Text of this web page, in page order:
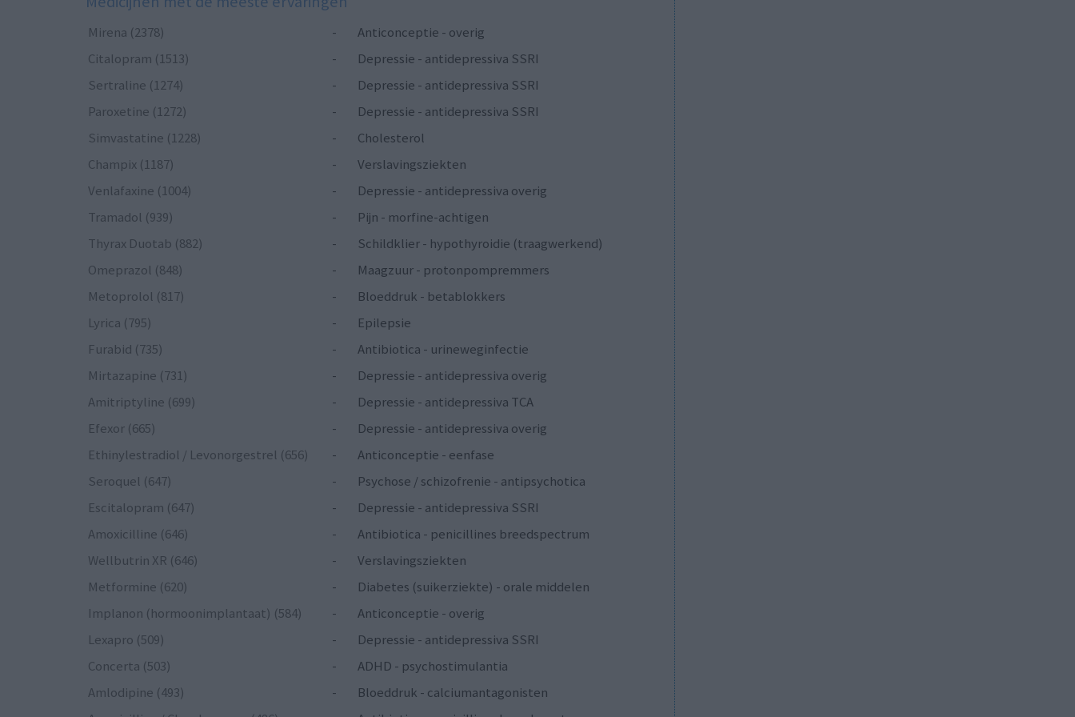
Mirena (2378) -
Anticonceptie - overig
Citalopram (1513)
-
Depressie - antidepressiva SSRI
Sertraline (1274)
-
Depressie - antidepressiva SSRI
Paroxetine (1272)
-
Depressie - antidepressiva SSRI
Simvastatine (1228)
-
Cholesterol
Champix (1187)
-
Verslavingsziekten
Venlafaxine (1004)
-
Depressie - antidepressiva overig
Tramadol (939)
-
Pijn - morfine-achtigen
Thyrax Duotab (882)
-
Schildklier - hypothyroidie (traagwerkend)
Omeprazol (848)
-
Maagzuur - protonpompremmers
Metoprolol (817)
-
Bloeddruk - betablokkers
Lyrica (795)
-
Epilepsie
Furabid (735)
-
Antibiotica - urineweginfectie
Mirtazapine (731)
-
Depressie - antidepressiva overig
Amitriptyline (699)
-
Depressie - antidepressiva TCA
Efexor (665)
-
Depressie - antidepressiva overig
Ethinylestradiol / Levonorgestrel (656)
-
Anticonceptie - eenfase
Seroquel (647)
-
Psychose / schizofrenie - antipsychotica
Escitalopram (647)
-
Depressie - antidepressiva SSRI
Amoxicilline (646)
-
Antibiotica - penicillines breedspectrum
Wellbutrin XR (646)
-
Verslavingsziekten
Metformine (620)
-
Diabetes (suikerziekte) - orale middelen
Implanon (hormoonimplantaat) (584)
-
Anticonceptie - overig
Lexapro (509)
-
Depressie - antidepressiva SSRI
Concerta (503)
-
ADHD - psychostimulantia
Amlodipine (493)
-
Bloeddruk - calciumantagonisten